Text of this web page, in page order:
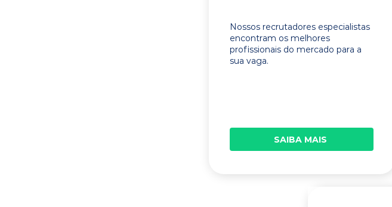
Nossos recrutadores especialistas
encontram os melhores
profissionais do mercado para a
sua vaga.
SAIBA MAIS